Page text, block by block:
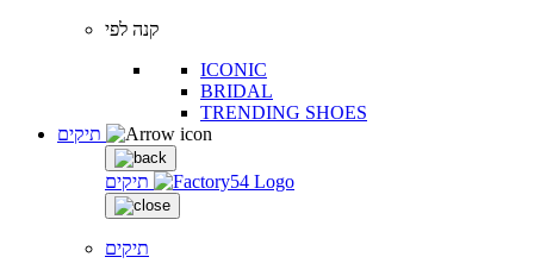
קנה לפי
ICONIC
BRIDAL
TRENDING SHOES
תיקים
תיקים